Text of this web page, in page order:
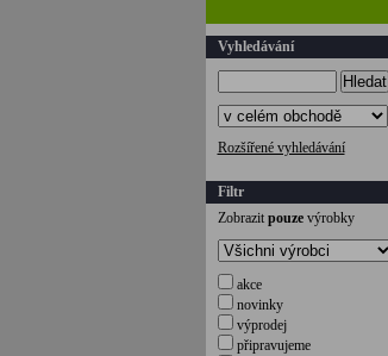
Vyhledávání
Hledat
Rozšířené vyhledávání
Filtr
Zobrazit pouzevýrobky
akce
novinky
výprodej
připravujeme